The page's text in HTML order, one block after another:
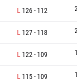
L 126- 112
L 127- 118
L 122 - 109
L 115- 109